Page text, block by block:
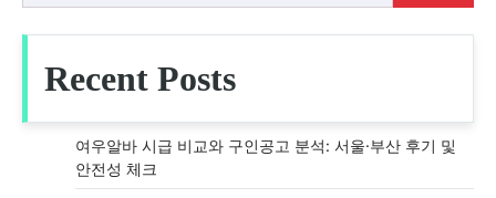
Recent Posts
여우알바 시급 비교와 구인공고 분석: 서울·부산 후기 및
안전성 체크